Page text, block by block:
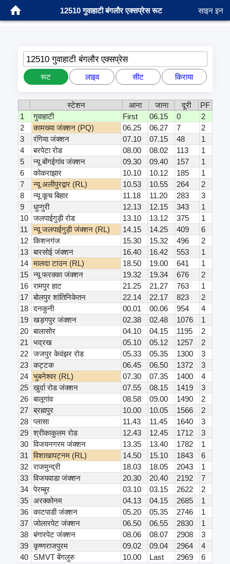
12510 गुवाहाटी बंगलौर एक्सप्रेस रूट साइन इन
12510 गुवाहाटी बंगलौर एक्सप्रेस
रूट लाइव सीट किराया
स्टेशन आना जाना दूरी
PF
1
गुवाहाटी First 06.15 0
2
2
कामख्या जंक्शन (PQ) 06.25 06.27 7
2
3
रंगिया जंक्शन 07.10 07.15 48
1
4
बरपेटा रोड 08.00 08.02 113
1
5
न्यू बोंगईगांव जंक्शन 09.30 09.40 157
1
6
कोकराझार 10.10 10.12 185
1
7
न्यू अलीपुरद्वार (RL) 10.53 10.55 264
2
8
न्यू कूच बिहार 11.18 11.20 283
3
9
धुप्गुरी 12.13 12.15 343
1
10 जलपाईगुड़ी रोड 13.10 13.12 375
1
11
न्यू जलपाईगुड़ी जंक्शन (RL) 14.15 14.25 409
6
12 किशनगंज 15.30 15.32 496
2
13 बारसोई जंक्शन 16.40 16.42 553
1
14 मालदा टाउन (RL) 18.50 19.00 641
1
15 न्यू फरक्का जंक्शन 19.32 19.34 676
2
16 रामपुर हाट 21.25 21.27 763
1
17 बोलपुर शांतिनिकेतन 22.14 22.17 823
2
18 दनकुनी 00.01 00.06 954
4
19 खड़गपुर जंक्शन 02.38 02.48 1076
1
20 बालासोर 04.10 04.15 1195
2
21
भद्रख 05.10 05.12 1257
2
22 जजपुर केवंझर रोड 05.33 05.35 1300
3
23 कट्टक 06.45 06.50 1372
3
24
भुबनेश्वर (RL) 07.30 07.35 1400
4
25 खुर्दा रोड जंक्शन 07.55 08.15 1419
3
26 बालूगांव 08.58 09.00 1490
2
27 ब्रह्मपुर 10.00 10.05 1566
2
28 प्लासा 11.43 11.45 1640
3
29 श्रीकाकुलम रोड 12.43 12.45 1712
3
30 विजयनगरम जंक्शन 13.35 13.40 1782
1
31
विशाखापट्नम (RL) 14.50 15.10 1843
6
32 राजमुन्द्री 18.03 18.05 2043
1
33 विजयवाडा जंक्शन 20.30 20.40 2192
7
34 पेरम्बुर 03.10 03.15 2622
2
35
अरक्कोनम 04.13 04.15 2685
1
36 काटपाडी जंक्शन 05.20 05.35 2746
1
37 जोलारपेट जंक्शन 06.50 06.55 2830
1
38 बंगारपेट जंक्शन 08.06 08.07 2908
3
39 कृष्णराजपुरम 09.02 09.04 2964
4
40
SMVT बेंगलुरु 10.00 Last 2969
6